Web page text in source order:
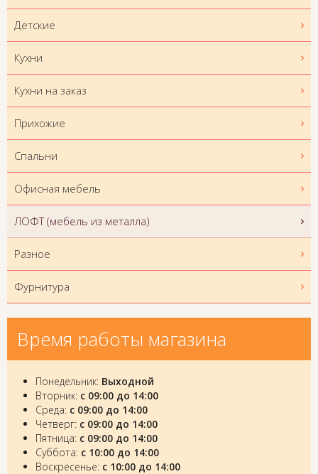
Детские
Кухни
Кухни на заказ
Прихожие
Спальни
Офисная мебель
ЛОФТ (мебель из металла)
Разное
Фурнитура
Время работы магазина
Понедельник: Выходной
Вторник: с 09:00 до 14:00
Среда: с 09:00 до 14:00
Четверг: с 09:00 до 14:00
Пятница: с 09:00 до 14:00
Суббота: с 10:00 до 14:00
Воскресенье: с 10:00 до 14:00